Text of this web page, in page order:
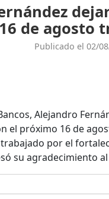
de agosto
Publicado el 02/
Alejandro
el próximo 16 de
por el
su agradecimiento